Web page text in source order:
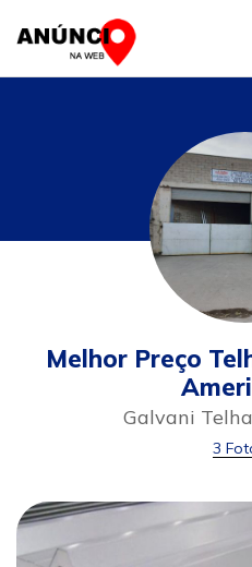
Melhor Preço
Galvani
3